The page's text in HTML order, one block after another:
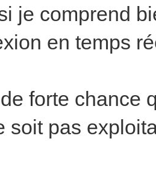
je comprend
en temps
forte chance
soit pas